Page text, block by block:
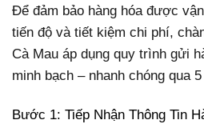
Để đảm bảo hàng hóa được
tiến độ và tiết kiệm chi phí,
Cà Mau áp dụng quy trình gửi
minh bạch – nhanh chóng qua
Bước 1: Tiếp Nhận Thông Tin